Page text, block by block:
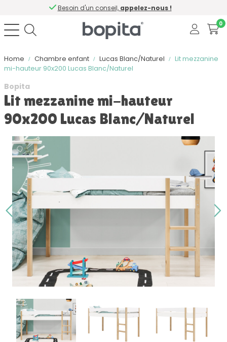
Besoin d'un conseil, appelez-nous !
0
Home Chambre enfant Lucas Blanc/Naturel
Lit mezzanine
mi-hauteur 90x200 Lucas Blanc/Naturel
Bopita
Lit mezzanine mi-hauteur
90x200 Lucas Blanc/Naturel